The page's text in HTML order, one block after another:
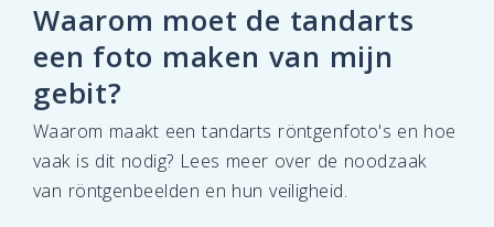
Waarom moet de tandarts
een foto maken van mijn
gebit?
Waarom maakt een tandarts röntgenfoto's en hoe
vaak is dit nodig? Lees meer over de noodzaak
van röntgenbeelden en hun veiligheid.